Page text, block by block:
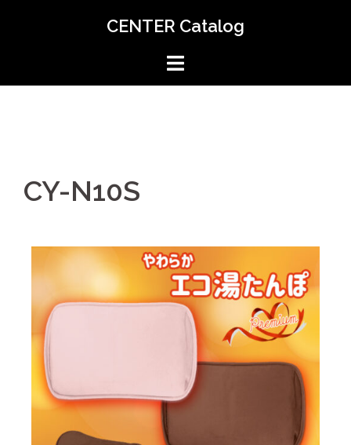
CENTER Catalog
CY-N10S